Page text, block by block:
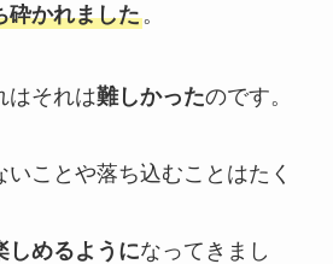
砕かれました。
はそれは難しかったのです。
ことや落ち込むことはたく
しめるようになってきまし